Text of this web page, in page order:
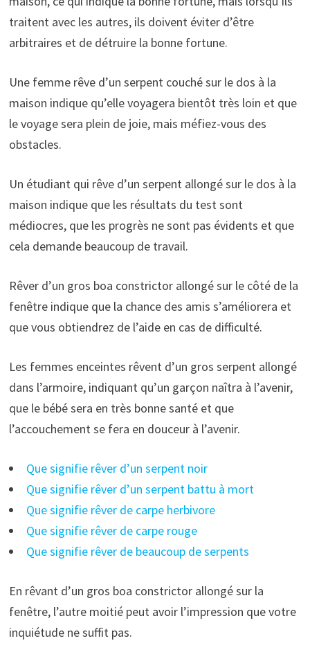
traitent avec les autres, ils doivent éviter d’être
arbitraires et de détruire la bonne fortune.
Une femme rêve d’un serpent couché sur le dos à la
maison indique qu’elle voyagera bientôt très loin et que
le voyage sera plein de joie, mais méfiez-vous des
obstacles.
Un étudiant qui rêve d’un serpent allongé sur le dos à la
maison indique que les résultats du test sont
médiocres, que les progrès ne sont pas évidents et que
cela demande beaucoup de travail.
Rêver d’un gros boa constrictor allongé sur le côté de la
fenêtre indique que la chance des amis s’améliorera et
que vous obtiendrez de l’aide en cas de difficulté.
Les femmes enceintes rêvent d’un gros serpent allongé
dans l’armoire, indiquant qu’un garçon naîtra à l’avenir,
que le bébé sera en très bonne santé et que
l’accouchement se fera en douceur à l’avenir.
Que signifie rêver d’un serpent noir
Que signifie rêver d’un serpent battu à mort
Que signifie rêver de carpe herbivore
Que signifie rêver de carpe rouge
Que signifie rêver de beaucoup de serpents
En rêvant d’un gros boa constrictor allongé sur la
fenêtre, l’autre moitié peut avoir l’impression que votre
inquiétude ne suffit pas.